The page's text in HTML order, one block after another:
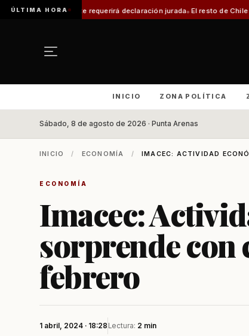
ÚLTIMA HORA
requerirá declaración jurada El resto de Chile se alineará con
INICIO ZONA POLÍTICA
Sábado, 8 de agosto de 2026 · Punta Arenas
INICIO / ECONOMÍA / IMACEC: ACTIVIDAD
ECONOMÍA
Imacec:
sorprende con
febrero
1 abril, 2024 · 18:28 Lectura: 2 min